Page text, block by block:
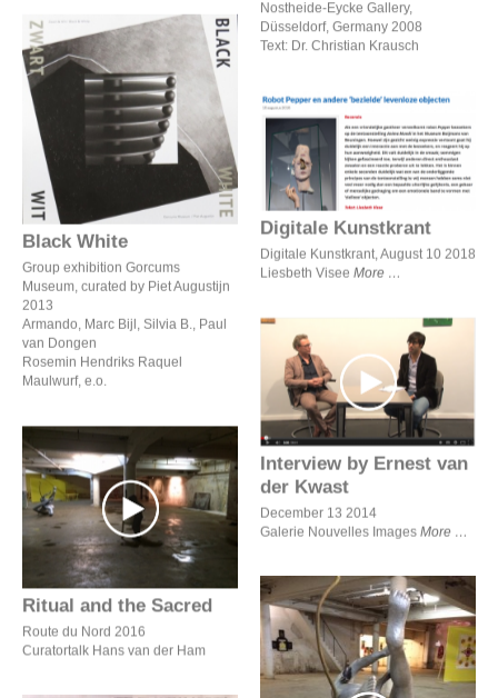
Nostheide-Eycke Gallery,
Düsseldorf, Germany 2008
Text: Dr. Christian Krausch
Black White
Black White
Group exhibition Gorcums
Museum, curated by Piet Augustijn
2013
Armando, Marc Bijl, Silvia B., Paul
van Dongen
Rosemin Hendriks Raquel
Maulwurf, e.o.
Digitale Kunstkrant
Digitale Kunstkrant
Digitale Kunstkrant, August 10 2018
Liesbeth Visee More
Interview by Ernest van
der Kwast
Interview by Ernest van
der Kwast
December 13 2014
Galerie Nouvelles Images More
Ritual and the Sacred
Ritual and the Sacred
Route du Nord 2016
Curatortalk Hans van der Ham